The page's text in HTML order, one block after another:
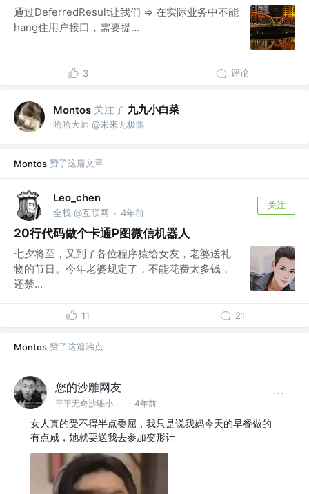
通过DeferredResult让我们 => 在实际业务中不能
hang住用户接口，需要提...
3 评论
Montos 关注了 九九小白菜
哈哈大师 @未来无极限
Montos 赞了这篇文章
Leo_chen
全栈 @互联网 · 4年前
关注
20行代码做个卡通P图微信机器人
七夕将至，又到了各位程序猿给女友，老婆送礼
物的节日。今年老婆规定了，不能花费太多钱，
还禁...
11 21
Montos 赞了这篇沸点
您的沙雕网友
平平无奇沙雕小天才 @某摸鱼大型公司 · 4年前
女人真的受不得半点委屈，我只是说我妈今天的早餐做的
有点咸，她就要送我去参加变形计